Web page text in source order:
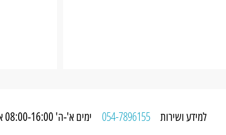
למידע ושירות 054-7896155 ימים א'-ה' 08:00-16:00 או בכל זמן באתר